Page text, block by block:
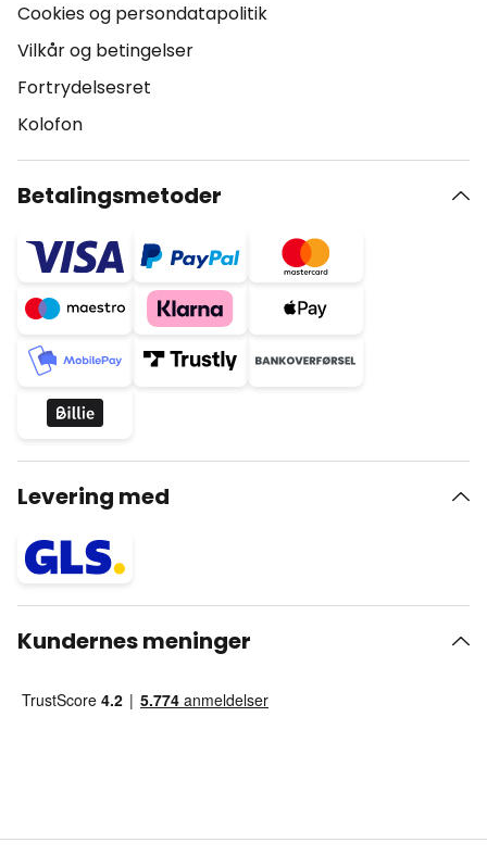
Cookies og persondatapolitik
Vilkår og betingelser
Fortrydelsesret
Kolofon
Betalingsmetoder
Levering med
Kundernes meninger